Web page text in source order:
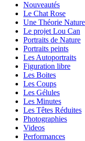
Nouveautés
Le Chat Rose
Une Théorie
Le projet Lou Can
Portraits de Nature
Portraits peints
Les Autoportraits
Figuration libre
Les Boites
Les Coups
Les Gélules
Les Minutes
Les Têtes Réduites
Photographies
Videos
Performances